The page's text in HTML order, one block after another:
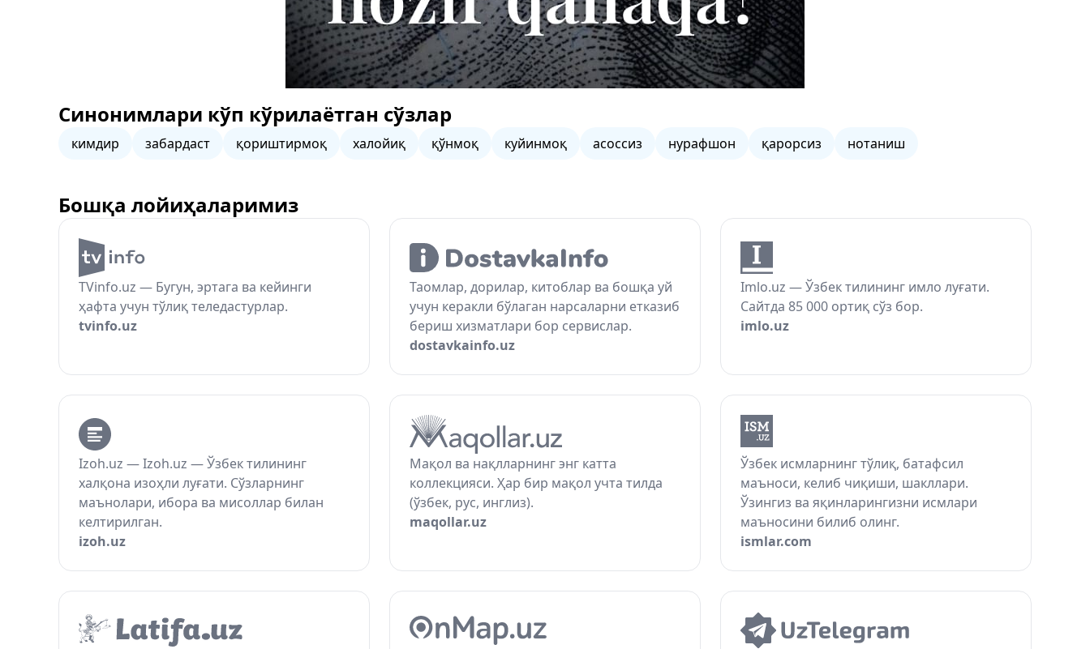
Синонимлари кўп кўрилаётган сўзлар
кимдир забардаст қориштирмоқ халойиқ қўнмоқ куйинмоқ асоссиз нурафшон қарорсиз нотаниш
Бошқа лойиҳаларимиз
TVinfo.uz — Бугун, эртага ва кейинги
ҳафта учун тўлиқ теледастурлар.
tvinfo.uz
Таомлар, дорилар, китоблар ва бошқа уй
учун керакли бўлаган нарсаларни етказиб
бериш хизматлари бор сервислар.
dostavkainfo.uz
Imlo.uz — Ўзбек тилининг имло луғати.
Сайтда 85 000 ортиқ сўз бор.
imlo.uz
Izoh.uz — Izoh.uz — Ўзбек тилининг
халқона изоҳли луғати. Сўзларнинг
маънолари, ибора ва мисоллар билан
келтирилган.
izoh.uz
Мақол ва нақлларнинг энг катта
коллекцияси. Ҳар бир мақол учта тилда
(ўзбек, рус, инглиз).
maqollar.uz
Ўзбек исмларнинг тўлиқ, батафсил
маъноси, келиб чиқиши, шакллари.
Ўзингиз ва яқинларингизни исмлари
маъносини билиб олинг.
ismlar.com